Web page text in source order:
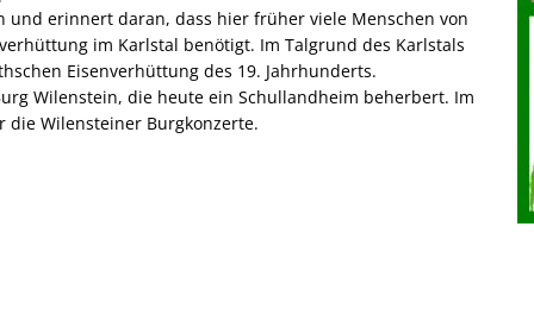
erinnert daran, dass hier früher viele Menschen von
im Karlstal benötigt. Im Talgrund des Karlstals
Eisenverhüttung des 19. Jahrhunderts.
Wilenstein, die heute ein Schullandheim beherbert. Im
Wilensteiner Burgkonzerte.